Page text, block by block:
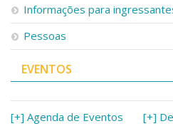
Informações para
Pessoas
EVENTOS
[+] Agenda de Eventos [+]